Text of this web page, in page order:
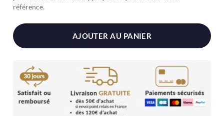
référence.
AJOUTER AU PANIER